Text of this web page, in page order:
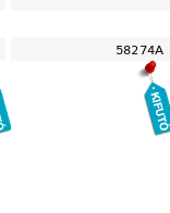
58274A